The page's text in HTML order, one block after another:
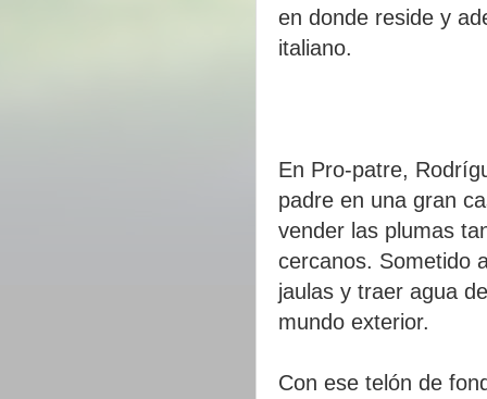
en donde reside y
italiano.
En Pro-patre,
padre en una gran
vender las plumas
cercanos. Sometido
jaulas y traer agua
mundo exterior.
Con ese telón de